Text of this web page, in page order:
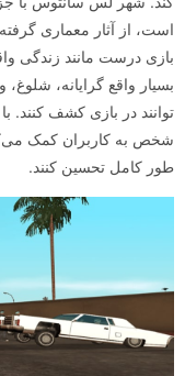
است، از آثار معماری
بازی درست مانند زندگی
بسیار واقع گرایانه،
توانند در بازی کشف کنند.
شخص به کاربران کمک
طور کامل تحسین کنند.